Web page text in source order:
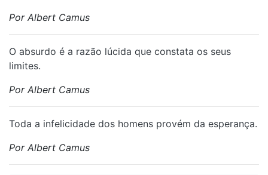
Por Albert Camus
O absurdo é a razão lúcida que constata os seus
limites.
Por Albert Camus
Toda a infelicidade dos homens provém da esperança.
Por Albert Camus